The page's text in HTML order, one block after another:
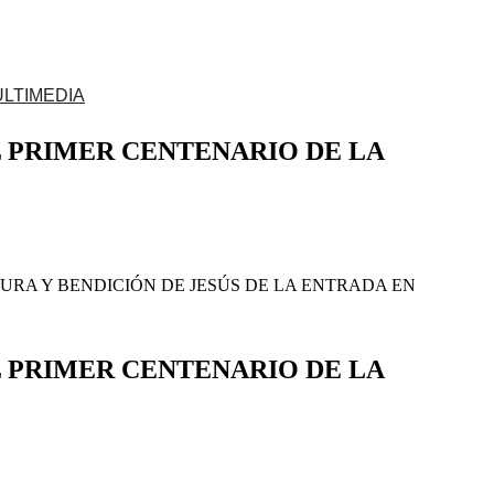
Descarga aquí tu solicitud
CENTENARIO DE LA
Y BENDICIÓN DE JESÚS DE LA ENTRADA EN
CENTENARIO DE LA